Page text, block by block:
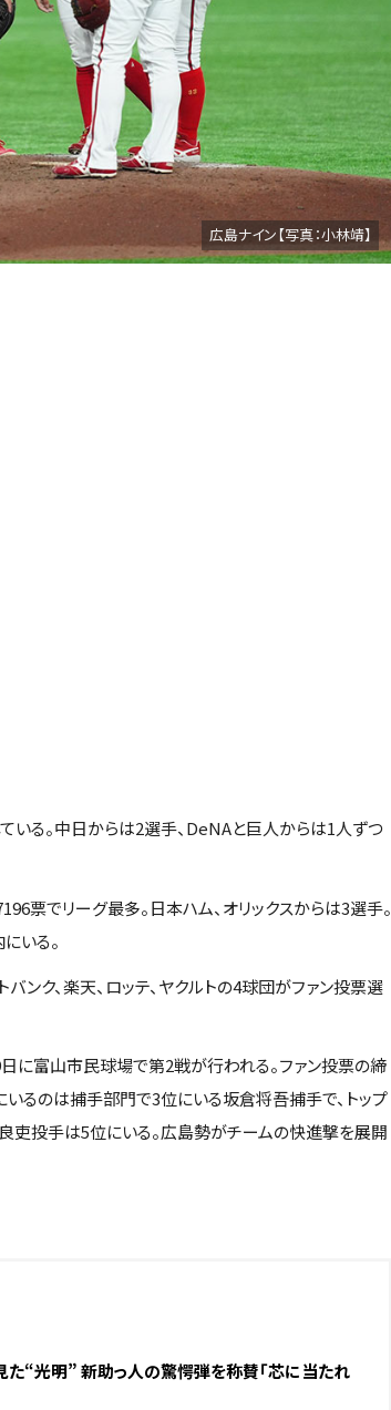
広島ナイン【写真：小林靖】
いる。中日からは2選手、DeNAと巨人からは1人ずつ
票でリーグ最多。日本ハム、オリックスからは3選手。
いる。
ク、楽天、ロッテ、ヤクルトの4球団がファン投票選
に富山市民球場で第2戦が行われる。ファン投票の締
るのは捕手部門で3位にいる坂倉将吾捕手で、トップ
吏投手は5位にいる。広島勢がチームの快進撃を展開
“光明” 新助っ人の驚愕弾を称賛「芯に当たれ